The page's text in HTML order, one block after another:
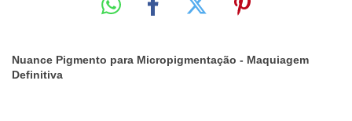
Nuance Pigmento para Micropigmentação - Maquiagem
Definitiva